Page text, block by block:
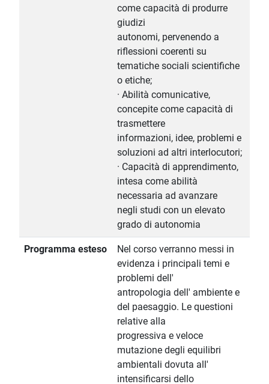
come capacità di produrre
giudizi
autonomi, pervenendo a
riflessioni coerenti su
tematiche sociali scientifiche
o etiche;
· Abilità comunicative,
concepite come capacità di
trasmettere
informazioni, idee, problemi e
soluzioni ad altri interlocutori;
· Capacità di apprendimento,
intesa come abilità
necessaria ad avanzare
negli studi con un elevato
grado di autonomia
Programma esteso
Nel corso verranno messi in
evidenza i principali temi e
problemi dell'
antropologia dell' ambiente e
del paesaggio. Le questioni
relative alla
progressiva e veloce
mutazione degli equilibri
ambientali dovuta all'
intensificarsi dello